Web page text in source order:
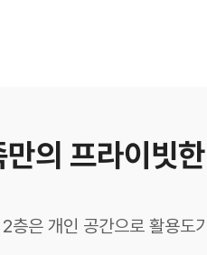
의 프라이빗
층은 개인 공간으로 활용도